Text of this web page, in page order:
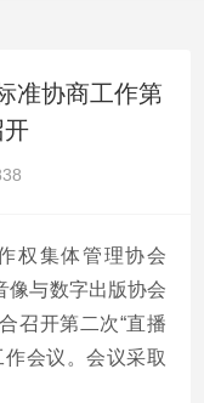
准协商工作第
开
权集体管理协会
像与数字出版协会
召开第二次“直播
会议。会议采取